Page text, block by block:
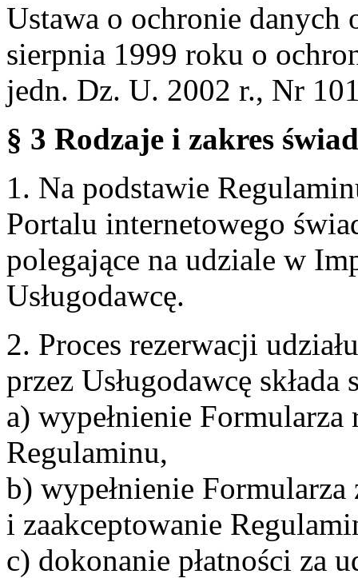
Ustawa o ochronie danych
sierpnia 1999 roku o
jedn. Dz. U. 2002 r., Nr
§ 3 Rodzaje i zakres
1. Na podstawie
Portalu internetowego
polegające na udziale w
Usługodawcę.
2. Proces rezerwacji
przez Usługodawcę
a) wypełnienie
Regulaminu,
b) wypełnienie Formularza
i zaakceptowanie
c) dokonanie płatności za